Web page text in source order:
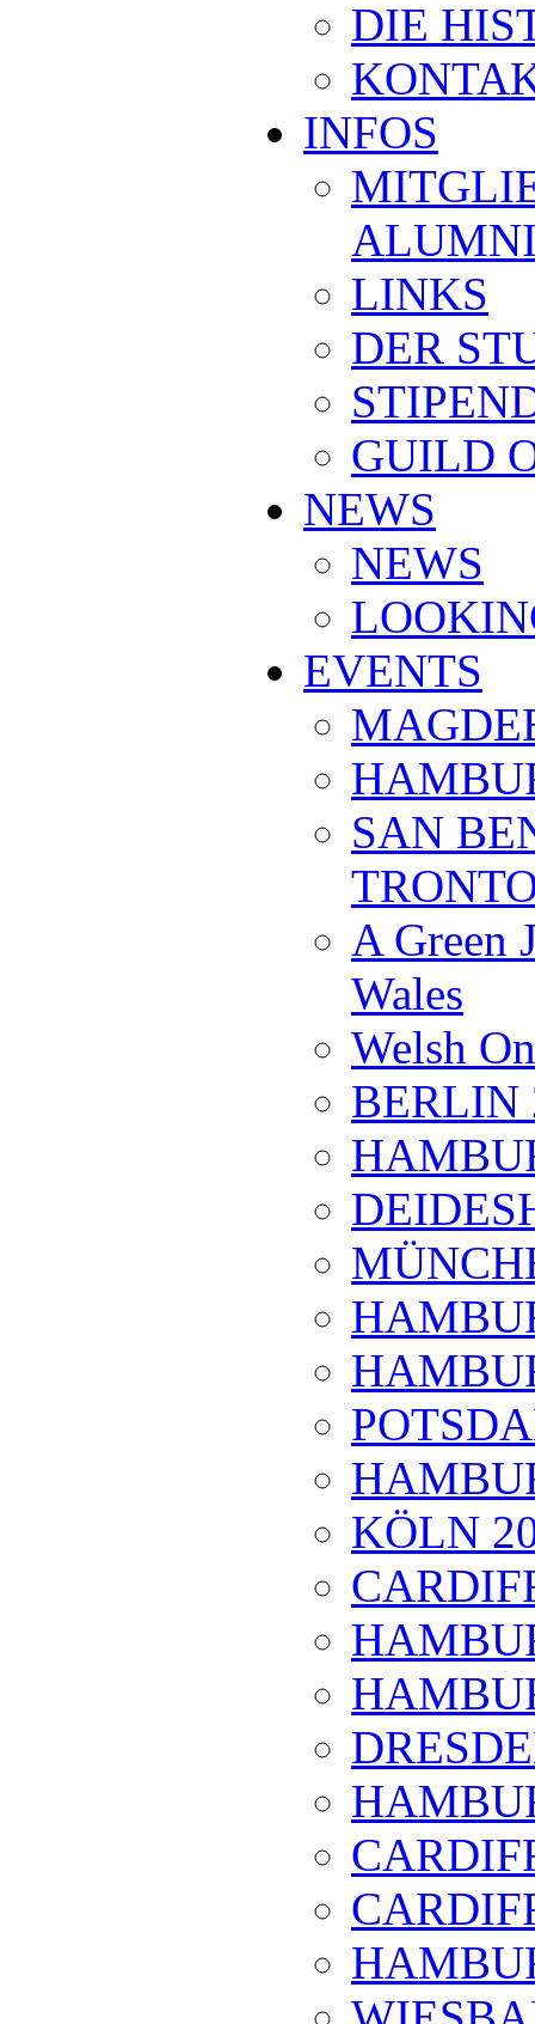
DIE
INFOS
LINKS
DER
GUILD
NEWS
NEWS
EVENTS
SAN
A Green
Wales
Welsh
BERLIN
KÖLN